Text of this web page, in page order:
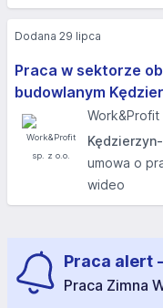
Praca w sektorze
budowlanym
umowa o
wideo
Dodana 29 lipca
Praca alert
Praca Zimna